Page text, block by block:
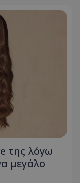
της λόγω
μεγάλο